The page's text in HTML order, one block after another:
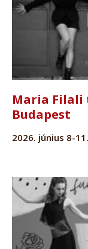
Maria Filali
Budapest
2026. június 8-11.